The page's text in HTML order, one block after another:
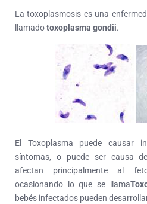
La toxoplasmosis es una
llamadotoxoplasma gondii.
El Toxoplasma puede causar
síntomas, o puede ser causa
afectan principalmente al
ocasionando lo que se llama
bebés infectados pueden